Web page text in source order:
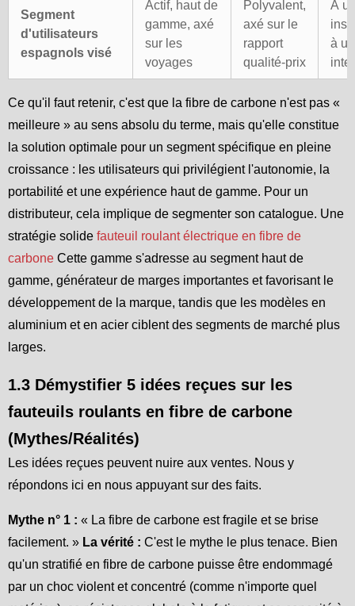
Segment
d'utilisateurs
espagnols visé
Actif, haut de
gamme, axé
sur les
voyages
Polyvalent,
axé sur le
rapport
qualité-prix
À
à
Ce qu'il faut retenir, c'est que la fibre de carbone n'est pas «
meilleure » au sens absolu du terme, mais qu'elle constitue
la solution optimale pour un segment spécifique en pleine
croissance : les utilisateurs qui privilégient l'autonomie, la
portabilité et une expérience haut de gamme. Pour un
distributeur, cela implique de segmenter son catalogue. Une
stratégie solide fauteuil roulant électrique en fibre de
carbone Cette gamme s'adresse au segment haut de
gamme, générateur de marges importantes et favorisant le
développement de la marque, tandis que les modèles en
aluminium et en acier ciblent des segments de marché plus
larges.
1.3 Démystifier 5 idées reçues sur les
fauteuils roulants en fibre de carbone
(Mythes/Réalités)
Les idées reçues peuvent nuire aux ventes. Nous y
répondons ici en nous appuyant sur des faits.
Mythe n° 1 : « La fibre de carbone est fragile et se brise
facilement. » La vérité : C'est le mythe le plus tenace. Bien
qu'un stratifié en fibre de carbone puisse être endommagé
par un choc violent et concentré (comme n'importe quel